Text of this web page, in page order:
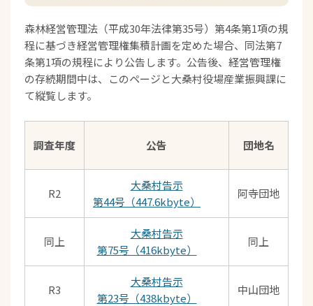
森林経営管理法（平成30年法律第35号）第4条第1項の規
程に基づき経営管理権集積計画を定めた場合、同法第7
条第1項の規程により公告します。公告後、経営管理権
の存続期間中は、このページと大桑村役場産業振興課に
て縦覧します。
調査年度 公告 団地名
R2
大桑村告示
第44号（447.6kbyte）
阿寺団地
同上
大桑村告示
第75号（416kbyte）
同上
R3
大桑村告示
第23号（438kbyte）
中山団地